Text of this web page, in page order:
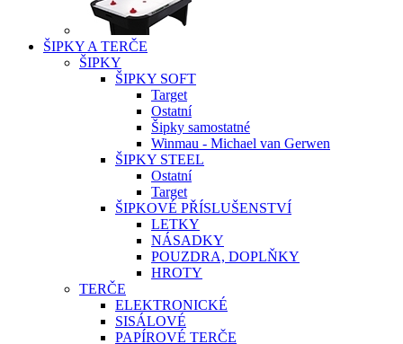
ŠIPKY A TERČE
ŠIPKY
ŠIPKY SOFT
Target
Ostatní
Šipky samostatné
Winmau - Michael van Gerwen
ŠIPKY STEEL
Ostatní
Target
ŠIPKOVÉ PŘÍSLUŠENSTVÍ
LETKY
NÁSADKY
POUZDRA, DOPLŇKY
HROTY
TERČE
ELEKTRONICKÉ
SISÁLOVÉ
PAPÍROVÉ TERČE